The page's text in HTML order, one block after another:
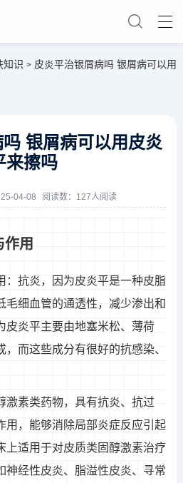
知识 > 皮炎平治银屑病吗 银屑病可以用
银屑病可以用皮炎
来擦吗
04-08 阅读数：127人阅读
作用
：抗炎，因为皮炎平是一种皮脂
毛细血管的通透性，减少渗出和
皮炎平主要由地塞米松、薄荷
而这些成分有很好的抗感染、
激素类药物，具有抗炎、抗过
用，能够消除局部炎症反应引起
上适用于对皮质类固醇激素治疗
神经性皮炎、脂溢性皮炎、寻常